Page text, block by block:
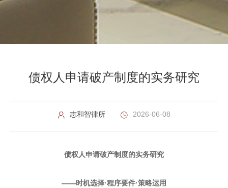
债权人申请破产制度的实务研究
志和智律所 2026-06-08
债权人申请破产制度的实务研究
——时机选择·程序要件·策略运用